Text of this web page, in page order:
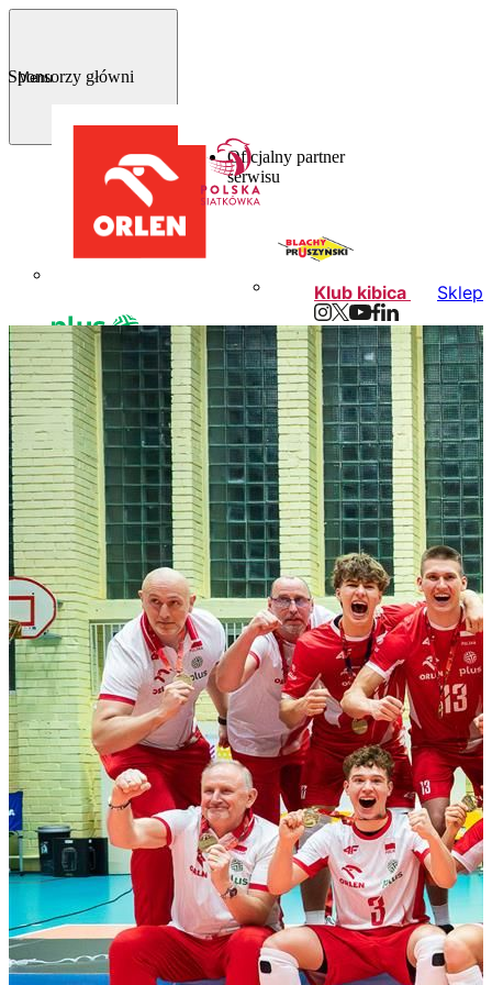
Menu
Sponsorzy główni
Oficjalny partner
serwisu
Klub kibica Sklep